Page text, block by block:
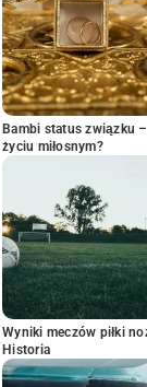
Bambi status związku
życiu miłosnym?
Wyniki meczów piłki
Historia